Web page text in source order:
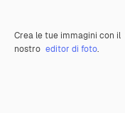
Crea le tue immagini con il
nostro editor di foto.